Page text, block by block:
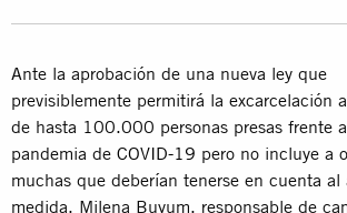
Ante la aprobación de una nueva ley que
previsiblemente permitirá la excarcelación
de hasta 100.000 personas presas frente
pandemia de COVID-19 pero no incluye a
muchas que deberían tenerse en cuenta al
medida, Milena Buyum, responsable de